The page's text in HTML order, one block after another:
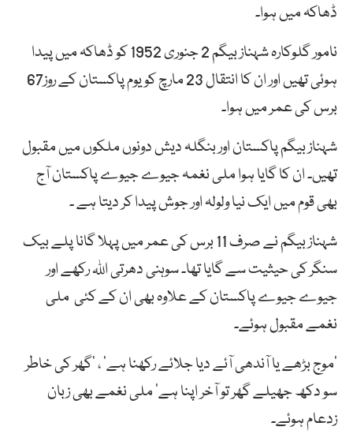
ڈھاکہ میں ہوا۔
نامور گلوکارہ شہناز بیگم 2 جنوری 1952 کو ڈھاکہ میں پیدا
ہوئی تھیں اور ان کا انتقال 23 مارچ کو یوم پاکستان کے روز67
برس کی عمر میں ہوا۔
شہناز بیگم پاکستان اور بنگلہ دیش دونوں ملکوں میں مقبول
تھیں۔ ان کا گایا ہوا ملی نغمہ جیوے جیوے پاکستان آج
بھی قوم میں ایک نیا ولولہ اور جوش پیدا کر دیتا ہے ۔
شہناز بیگم نے صرف 11 برس کی عمر میں پہلا گانا پلے بیک
سنگر کی حیثیت سے گایا تھا۔ سوہنی دھرتی اللہ رکھے اور
جیوے جیوے پاکستان کے علاوہ بھی ان کے کئی ملی
نغمے مقبول ہوئے۔
’موج بڑھے یا آندھی آئے دیا جلائے رکھنا ہے‘ ، ’گھر کی خاطر
سو دکھ جھیلے گھر تو آخر اپنا ہے‘ ملی نغمے بھی زبان
زدعام ہوئے۔